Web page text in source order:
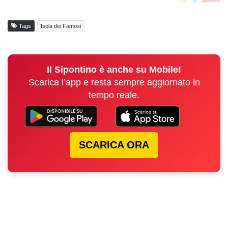
Tags Isola dei Famosi
Il Sipontino è anche su Mobile!
Scarica l’app e resta sempre aggiornato in
tempo reale.
SCARICA ORA